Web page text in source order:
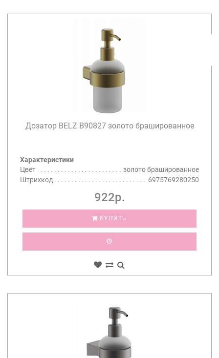
Дозатор BELZ B90827 золото брашированное
Характеристики
Цвет
золото брашированное
Штрихкод
6975769280250
922р.
КУПИТЬ